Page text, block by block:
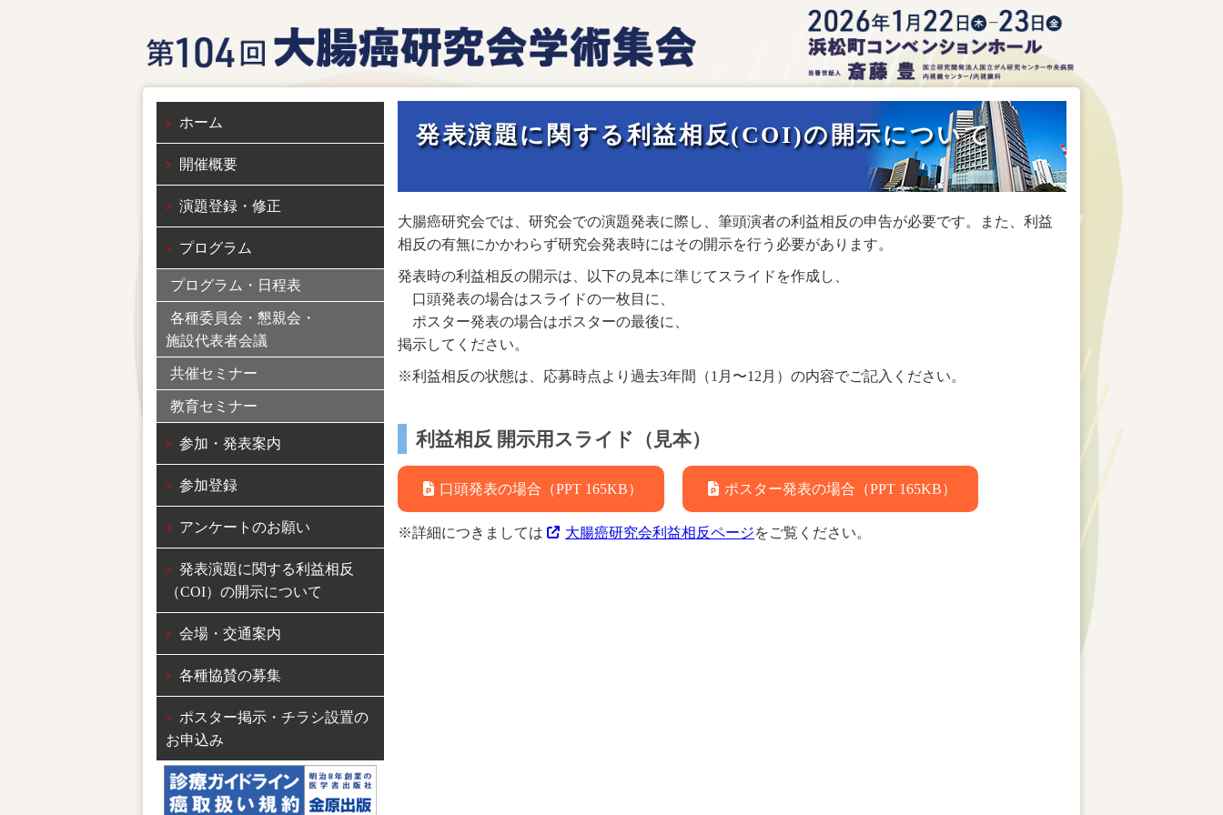
発表演題に関する利益相反(COI)の開示について
大腸癌研究会では、研究会での演題発表に際し、筆頭演者の利益相反の申告が必要です。また、利益
相反の有無にかかわらず研究会発表時にはその開示を行う必要があります。
発表時の利益相反の開示は、以下の見本に準じてスライドを作成し、
口頭発表の場合はスライドの一枚目に、
ポスター発表の場合はポスターの最後に、
掲示してください。
※利益相反の状態は、応募時点より過去3年間（1月〜12月）の内容でご記入ください。
利益相反 開示用スライド（見本）
口頭発表の場合（PPT 165KB） ポスター発表の場合（PPT 165KB）
※詳細につきましては 大腸癌研究会利益相反ページをご覧ください。
ホーム
開催概要
演題登録・修正
プログラム
プログラム・日程表
各種委員会・懇親会・
施設代表者会議
共催セミナー
教育セミナー
参加・発表案内
参加登録
アンケートのお願い
発表演題に関する利益相反
（COI）の開示について
会場・交通案内
各種協賛の募集
ポスター掲示・チラシ設置の
お申込み